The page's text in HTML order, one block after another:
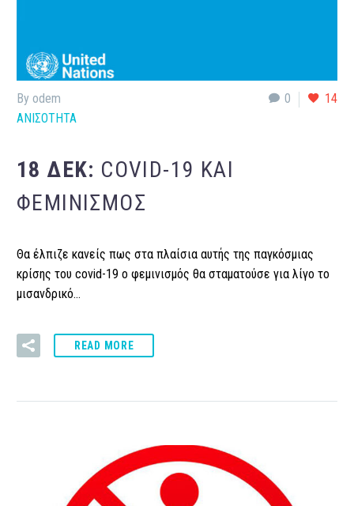
0 14
By odem
ΑΝΙΣΟΤΗΤΑ
18 ΔΕΚ: COVID-19 ΚΑΙ
ΦΕΜΙΝΙΣΜΌΣ
Θα έλπιζε κανείς πως στα πλαίσια αυτής της παγκόσμιας
κρίσης του covid-19 ο φεμινισμός θα σταματούσε για λίγο το
μισανδρικό…
READ MORE